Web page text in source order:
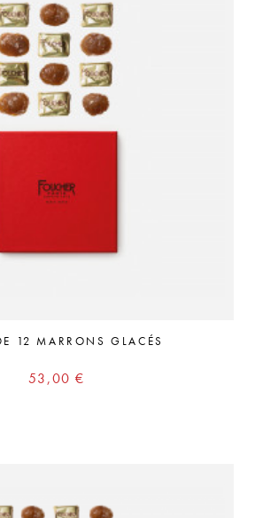
12 MARRONS GLACÉS
Prix
53,00 €